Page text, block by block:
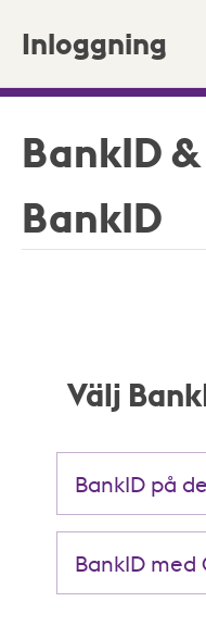
Inloggning
BankID
BankID
Välj
BankID på
BankID med